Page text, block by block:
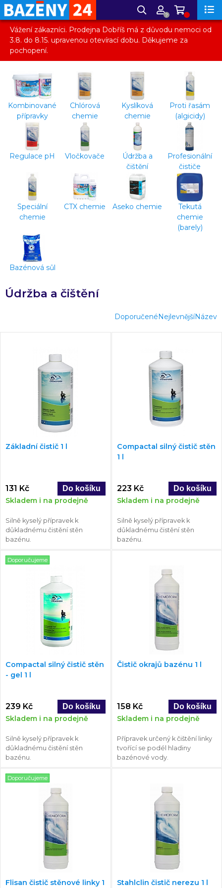
?
Vážení zákazníci. Prodejna Dobříš má z důvodu nemoci od
3.8. do 8.15. upravenou otevírací dobu. Děkujeme za
pochopení.
Kombinované
přípravky
Chlórová
chemie
Kyslíková
chemie
Proti řasám
(algicidy)
Regulace pH Vločkovače
Údržba a
čištění
Profesionální
čističe
Speciální
chemie
CTX chemie Aseko chemie
Tekutá
chemie
(barely)
Bazénová sůl
Údržba a čištění
DoporučenéNejlevnějšíNázev
Základní čistič 1 l
131 Kč
Skladem i na prodejně
Silně kyselý přípravek k
důkladnému čistění stěn
bazénu.
Compactal silný čistič stěn
1 l
223 Kč
Skladem i na prodejně
Silně kyselý přípravek k
důkladnému čistění stěn
bazénu.
Doporučujeme
Compactal silný čistič stěn
- gel 1 l
239 Kč
Skladem i na prodejně
Silně kyselý přípravek k
důkladnému čistění stěn
bazénu.
Čistič okrajů bazénu 1 l
158 Kč
Skladem i na prodejně
Přípravek určený k čištění linky
tvořící se podél hladiny
bazénové vody.
Doporučujeme
Flisan čistič stěnové linky 1 Stahlclin čistič nerezu 1 l